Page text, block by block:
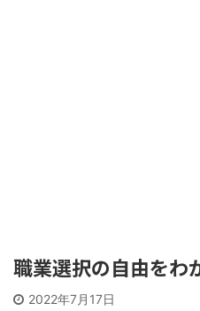
職業選択の自由をわ
2022年7月17日